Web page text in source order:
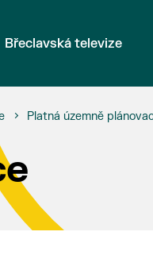
Břeclavská televize
Platná územně